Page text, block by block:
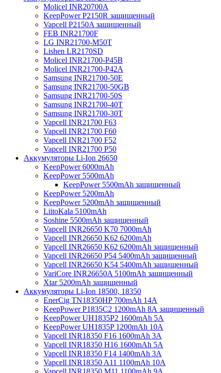
Molicel INR20700A
KeepPower P2150R защищенный
Vapcell P2150A защищенный
FEB INR21700F
LG INR21700-M50T
Lishen LR2170SD
Molicel INR21700-P45B
Molicel INR21700-P42A
Samsung INR21700-50E
Samsung INR21700-50GB
Samsung INR21700-50S
Samsung INR21700-40T
Samsung INR21700-30T
Vapcell INR21700 F63
Vapcell INR21700 F60
Vapcell INR21700 F52
Vapcell INR21700 P50
Аккумуляторы Li-Ion 26650
KeepPower 6000mAh
KeepPower 5500mAh
KeepPower 5500mAh защищенный
KeepPower 5200mAh
KeepPower 5200mAh защищенный
LiitoKala 5100mAh
Soshine 5500mAh защищенный
Vapcell INR26650 K70 7000mAh
Vapcell INR26650 K62 6200mAh
Vapcell INR26650 K62 6200mAh защищенный
Vapcell INR26650 P54 5400mAh защищенный
Vapcell INR26650 K54 5400mAh защищенный
VariCore INR26650A 5100mAh защищенный
Xtar 5200mAh защищенный
Аккумуляторы Li-Ion 18500, 18350
EnerCig TN18350HP 700mAh 14A
KeepPower P1835C2 1200mAh 8А защищенный
KeepPower UH1835P2 1600mAh 5А
KeepPower UH1835P 1200mAh 10А
Vapcell INR18350 F16 1600mAh 3A
Vapcell INR18350 H16 1600mAh 5A
Vapcell INR18350 F14 1400mAh 3A
Vapcell INR18350 A11 1100mAh 10A
Vapcell INR18350 M11 1100mAh 9A